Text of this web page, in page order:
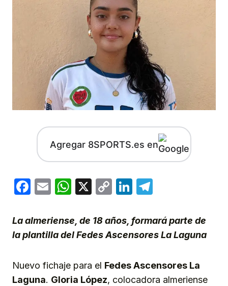
Agregar 8SPORTS.es en
Facebook
EmailWhatsApp
X
CopyLinkedIn
La almeriense, de 18 años, formará parte de
la plantilla del Fedes Ascensores La Laguna
Nuevo fichaje para el Fedes Ascensores La
Laguna. Gloria López, colocadora almeriense